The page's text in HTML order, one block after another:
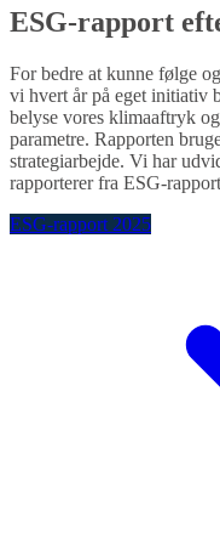
ESG-rapport
For bedre at kunne følge
vi hvert år på eget initiativ
belyse vores klimaaftryk
parametre. Rapporten
strategiarbejde. Vi har
rapporterer fra ESG-
ESG-rapport 2025